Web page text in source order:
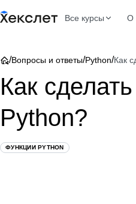
Все курсы О
/Вопросы и ответы/Python/Как
Как
Python?
ФУНКЦИИ PYTHON